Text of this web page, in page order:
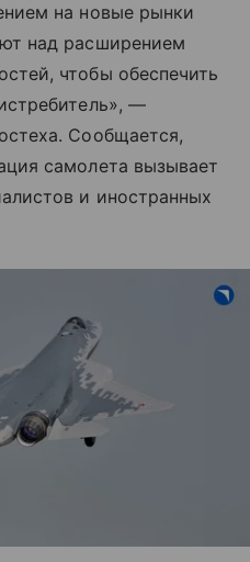
на новые рынки
над расширением
чтобы обеспечить
—
Сообщается,
самолета вызывает
и иностранных